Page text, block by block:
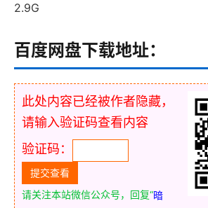
2.9G
百度网盘下载地址：
此处内容已经被作者隐藏，
请输入验证码查看内容
验证码：
请关注本站微信公众号，回复“暗